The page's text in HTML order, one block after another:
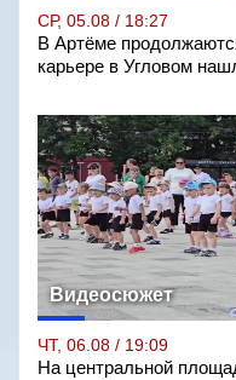
СР, 05.08 / 18:27
В Артёме
карьере в Угловом
Видеосюжет
ЧТ, 06.08 / 19:09
На центральной